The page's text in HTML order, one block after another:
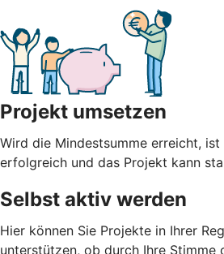
Projekt umsetzen
Wird die Mindestsumme erreicht,
erfolgreich und das Projekt kann
Selbst aktiv werden
Hier können Sie Projekte in Ihrer
unterstützen, ob durch Ihre Stimme